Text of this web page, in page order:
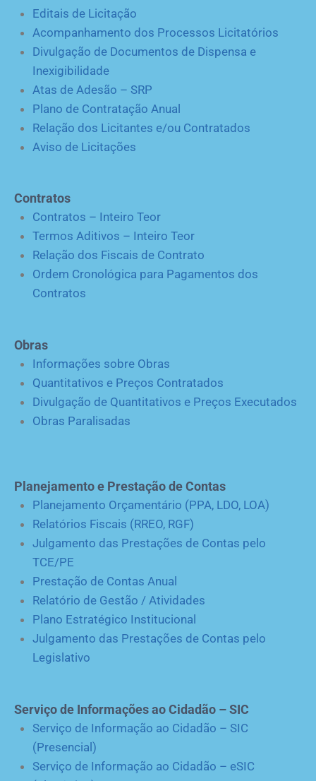
Editais de Licitação
Acompanhamento dos Processos Licitatórios
Divulgação de Documentos de Dispensa e
Inexigibilidade
Atas de Adesão – SRP
Plano de Contratação Anual
Relação dos Licitantes e/ou Contratados
Aviso de Licitações
Contratos
Contratos – Inteiro Teor
Termos Aditivos – Inteiro Teor
Relação dos Fiscais de Contrato
Ordem Cronológica para Pagamentos dos
Contratos
Obras
Informações sobre Obras
Quantitativos e Preços Contratados
Divulgação de Quantitativos e Preços Executados
Obras Paralisadas
Planejamento e Prestação de Contas
Planejamento Orçamentário (PPA, LDO, LOA)
Relatórios Fiscais (RREO, RGF)
Julgamento das Prestações de Contas pelo
TCE/PE
Prestação de Contas Anual
Relatório de Gestão / Atividades
Plano Estratégico Institucional
Julgamento das Prestações de Contas pelo
Legislativo
Serviço de Informações ao Cidadão – SIC
Serviço de Informação ao Cidadão – SIC
(Presencial)
Serviço de Informação ao Cidadão – eSIC